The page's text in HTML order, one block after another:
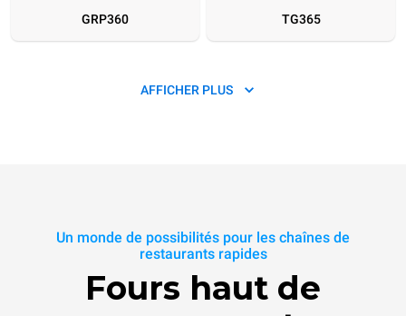
GRP360
TG365
SPEED.Plate
SPEED.Marks
AFFICHER PLUS
Un monde de possibilités pour les chaînes de
restaurants rapides
Fours haut de